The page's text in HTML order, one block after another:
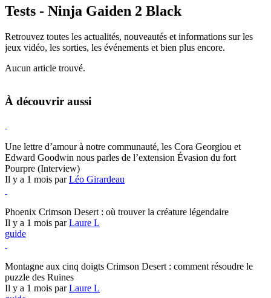
Tests - Ninja Gaiden 2 Black
Retrouvez toutes les actualités, nouveautés et informations sur les
jeux vidéo, les sorties, les événements et bien plus encore.
Aucun article trouvé.
À découvrir aussi
Une lettre d’amour à notre communauté, les Cora Georgiou et
Edward Goodwin nous parles de l’extension Évasion du fort
Pourpre (Interview)
Il y a 1 mois parLéo Girardeau
Phoenix Crimson Desert : où trouver la créature légendaire
Il y a 1 mois parLaure L
guide
Montagne aux cinq doigts Crimson Desert : comment résoudre le
puzzle des Ruines
Il y a 1 mois parLaure L